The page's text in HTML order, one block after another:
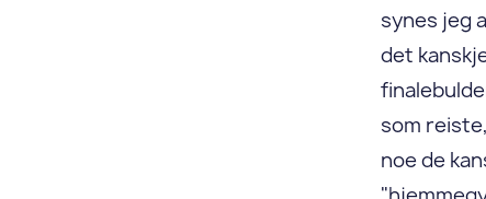
synes jeg
det
som
noe de